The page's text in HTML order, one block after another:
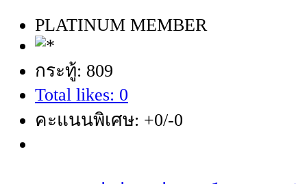
PLATINUM MEMBER
กระทู้: 809
Total likes: 0
คะแนนพิเศษ: +0/-0